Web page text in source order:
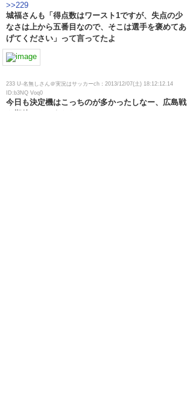
>>229
城福さんも「得点数はワースト1ですが、失点の少
なさは上から五番目なので、そこは選手を褒めてあ
げてください」って言ってたよ
233 U-名無しさん＠実況はサッカーch：2013/12/07(土) 18:12:12.14
ID:b3NQ Voq0
今日も決定機はこっちのが多かったしなー、広島戦